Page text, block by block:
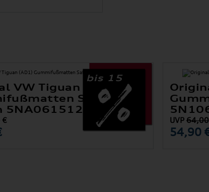
bis 15
VW Tiguan (AD1)
Satz
5NA061512 82V
€ UVP 64,00
54,90